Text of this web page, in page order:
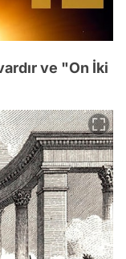
ve "On İki